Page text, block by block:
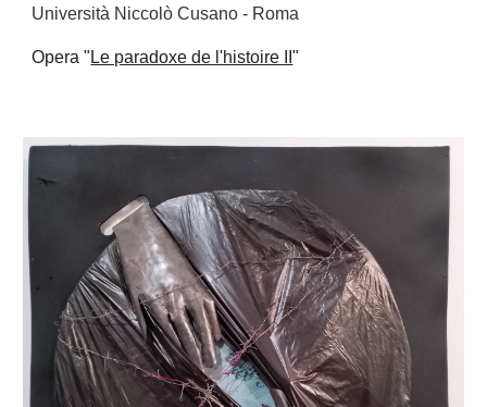
Università Niccolò Cusano - Roma
Opera " Le paradoxe de l'histoire II"